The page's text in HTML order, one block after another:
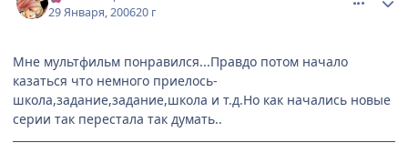
29 Января, 200620 г
Мне мультфильм понравился...Правдо потом начало
казаться что немного приелось-
школа,задание,задание,школа и т.д.Но как начались новые
серии так перестала так думать..